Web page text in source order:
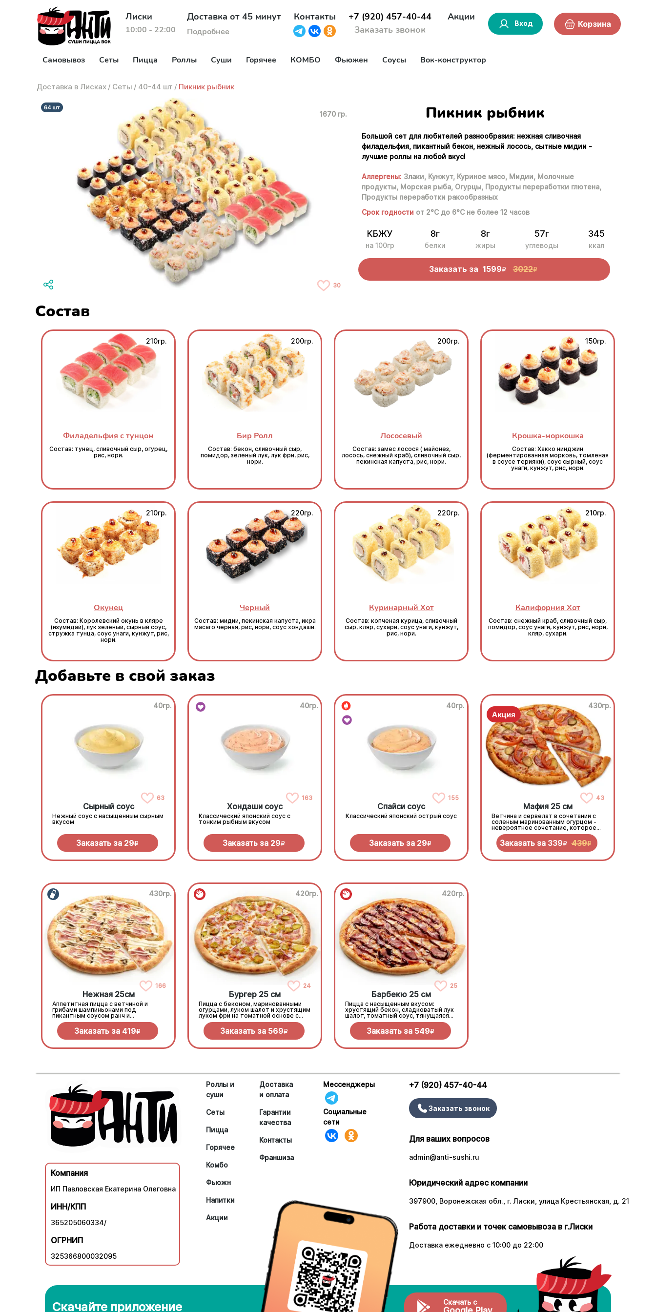
Лиски
10:00 - 22:00
Доставка от 45 минут
Подробнее
Контакты
+7 (920) 457-40-44
Заказать звонок
Акции
Вход Корзина
Самовывоз Сеты Пицца Роллы Суши Горячее КОМБО Фьюжен Соусы Вок-конструктор
Доставка в Лисках / Сеты / 40-44 шт / Пикник рыбник
1670 гр.
30
Пикник рыбник
Большой сет для любителей разнообразия: нежная сливочная
филадельфия, пикантный бекон, нежный лосось, сытные мидии -
лучшие роллы на любой вкус!
Аллергены: Злаки, Кунжут, Куриное мясо, Мидии, Молочные
продукты, Морская рыба, Огурцы, Продукты переработки глютена,
Продукты переработки ракообразных
Срок годности от 2°С до 6°С не более 12 часов
КБЖУ
на 100гр
8г
белки
8г
жиры
57г
углеводы
345
ккал
Заказать за 1599R 3022R
Состав
210гр.
Филадельфия с тунцом
Состав: тунец, сливочный сыр, огурец,
рис, нори.
200гр.
Бир Ролл
Состав: бекон, сливочный сыр,
помидор, зеленый лук, лук фри, рис,
нори.
200гр.
Лососевый
Состав: замес лосося ( майонез,
лосось, снежный краб), сливочный сыр,
пекинская капуста, рис, нори.
150гр.
Крошка-моркошка
Состав: Хакко нинджин
(ферментированная морковь, томленая
в соусе терияки), соус сырный, соус
унаги, кунжут, рис, нори.
210гр.
Окунец
Состав: Королевский окунь в кляре
(изумидай), лук зелёный, сырный соус,
стружка тунца, соус унаги, кунжут, рис,
нори.
220гр.
Черный
Состав: мидии, пекинская капуста, икра
масаго черная, рис, нори, соус хондаши.
220гр.
Куринарный Хот
Состав: копченая курица, сливочный
сыр, кляр, сухари, соус унаги, кунжут,
рис, нори.
210гр.
Калифорния Хот
Состав: снежный краб, сливочный сыр,
помидор, соус унаги, кунжут, рис, нори,
кляр, сухари.
Добавьте в свой заказ
40гр.
63
Сырный соус
Нежный соус с насыщенным сырным
вкусом
Заказать за 29R
40гр.
163
Хондаши соус
Классический японский соус с
тонким рыбным вкусом
Заказать за 29R
40гр.
155
Спайси соус
Классический японский острый соус
Заказать за 29R
430гр.
43
Мафия 25 см
Ветчина и сервелат в сочетании с
соленым маринованным огурцом -
невероятное сочетание, которое
нужно попробовать!
Заказать за 339R 439R
430гр.
166
Нежная 25см
Аппетитная пицца с ветчиной и
грибами шампиньонами под
пикантным соусом ранч и
моцареллой
Заказать за 419R
420гр.
24
Бургер 25 см
Пицца с беконом, маринованными
огурцами, луком шалот и хрустящим
луком фри на томатной основе с
моцареллой.
Заказать за 569R
420гр.
25
Барбекю 25 см
Пицца с насыщенным вкусом:
хрустящий бекон, сладковатый лук
шалот, томатный соус, тянущаяся
моцарелла и дымный прянный соус
барбекю.Заказать за 549R
Компания
ИП Павловская Екатерина Олеговна
ИНН/КПП
365205060334/
ОГРНИП
325366800032095
Роллы и
суши
Сеты
Пицца
Горячее
Комбо
Фьюжн
Напитки
Акции
Доставка
и оплата
Гарантии
качества
Контакты
Франшиза
Мессенджеры
Социальные
сети
+7 (920) 457-40-44
Заказать звонок
Для ваших вопросов
admin@anti-sushi.ru
Юридический адрес компании
397900, Воронежская обл., г. Лиски, улица Крестьянская, д. 21
Работа доставки и точек самовывоза в г.Лиски
Доставка ежедневно с 10:00 до 22:00
Скачайте приложение Скачать с